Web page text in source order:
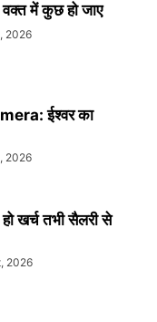
में कुछ हो जाए
2026
ईश्वर का
2026
खर्च तभी सैलरी से
2026